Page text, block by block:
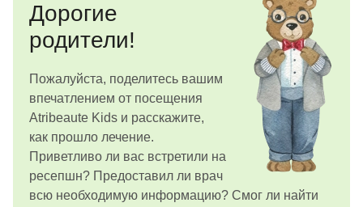
Дорогие
родители!
Пожалуйста, поделитесь вашим
впечатлением от посещения
Atribeaute Kids и расскажите,
как прошло лечение.
Приветливо ли вас встретили на
ресепшн? Предоставил ли врач
всю необходимую информацию? Смог ли найти